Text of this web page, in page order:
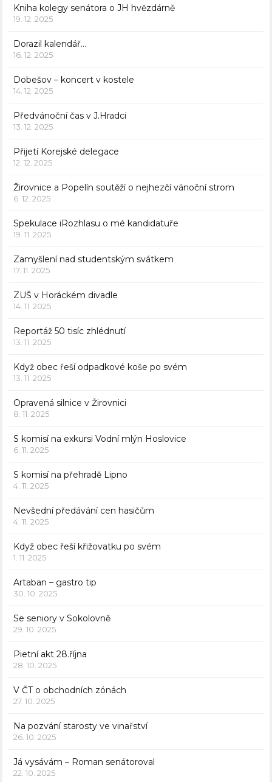
Kniha kolegy senátora o JH hvězdárně
19. 12. 2025
Dorazil kalendář…
16. 12. 2025
Dobešov – koncert v kostele
14. 12. 2025
Předvánoční čas v J.Hradci
13. 12. 2025
Přijetí Korejské delegace
12. 12. 2025
Žirovnice a Popelín soutěží o nejhezčí vánoční strom
6. 12. 2025
Spekulace iRozhlasu o mé kandidatuře
19. 11. 2025
Zamyšlení nad studentským svátkem
17. 11. 2025
ZUŠ v Horáckém divadle
14. 11. 2025
Reportáž 50 tisíc zhlédnutí
13. 11. 2025
Když obec řeší odpadkové koše po svém
13. 11. 2025
Opravená silnice v Žirovnici
8. 11. 2025
S komisí na exkursi Vodní mlýn Hoslovice
6. 11. 2025
S komisí na přehradě Lipno
4. 11. 2025
Nevšední předávání cen hasičům
4. 11. 2025
Když obec řeší křižovatku po svém
1. 11. 2025
Artaban – gastro tip
30. 10. 2025
Se seniory v Sokolovně
29. 10. 2025
Pietní akt 28.října
28. 10. 2025
V ČT o obchodních zónách
27. 10. 2025
Na pozvání starosty ve vinařství
26. 10. 2025
Já vysávám – Roman senátoroval
22. 10. 2025